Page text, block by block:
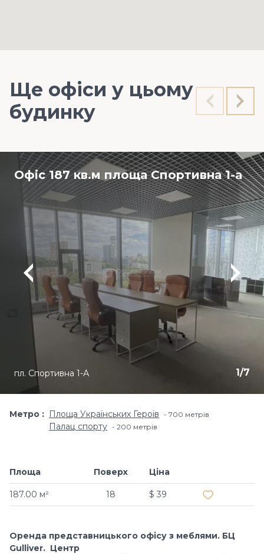
Ще офіси у цьому
будинку
Офіс 187 кв.м площа Спортивна 1-а
1/7
пл. Спортивна 1-А
Метро Площа Українських Героїв 700 метрiв
Палац спорту 200 метрiв
Площа
187.00 м²
Поверх
18
Ціна
$ 39
Оренда представницького офісу з меблями. БЦ
Gulliver. Центр